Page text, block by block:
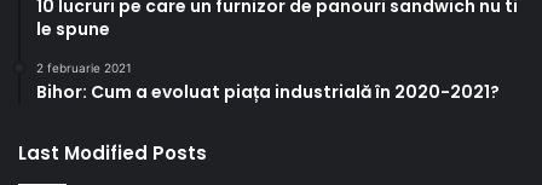
10 lucruri pe care un furnizor de panouri sandwich nu ti
le spune
2 februarie 2021
Bihor: Cum a evoluat piața industrială în 2020-2021?
Last Modified Posts